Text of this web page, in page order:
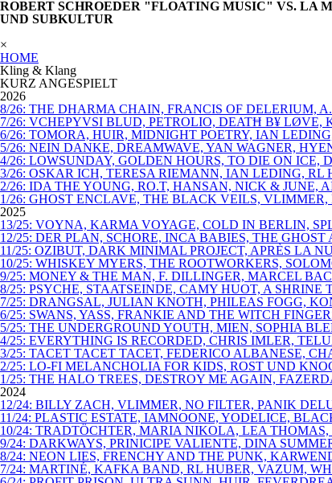
ROBERT SCHROEDER "FLOATING MUSIC" VS. LA
UND SUBKULTUR
×
HOME
Kling & Klang
KURZ ANGESPIELT
2026
8/26: THE DHARMA CHAIN, FRANCIS OF DELERIUM,
7/26: VCHEPYVSI BLUD, PETROLIO, DEATĦ B¥ LØVE,
6/26: TOMORA, HUIR, MIDNIGHT POETRY, IAN
5/26: NEIN DANKE, DREAMWAVE, YAN WAGNER,
4/26: LOWSUNDAY, GOLDEN HOURS, TO DIE ON
3/26: OSKAR ICH, TERESA RIEMANN, IAN LEDING,
2/26: IDA THE YOUNG, RO.T, HANSAN, NICK & JUNE,
1/26: GHOST ENCLAVE, THE BLACK VEILS,
2025
13/25: VOYNA, KARMA VOYAGE, COLD IN BERLIN,
12/25: DER PLAN, SCHORE, INCA BABIES, THE
11/25: OZIBUT, DARK MINIMAL PROJECT, APRÈS LA
10/25: WHISKEY MYERS, THE ROOTWORKERS,
9/25: MONEY & THE MAN, F. DILLINGER, MARCEL
8/25: PSYCHE, STAATSEINDE, CAMY HUOT, A
7/25: DRANGSAL, JULIAN KNOTH, PHILEAS FOGG,
6/25: SWANS, YASS, FRANKIE AND THE WITCH
5/25: THE UNDERGROUND YOUTH, MIEN, SOPHIA
4/25: EVERYTHING IS RECORDED, CHRIS IMLER,
3/25: TACET TACET TACET, FEDERICO ALBANESE,
2/25: LO-FI MELANCHOLIA FOR KIDS, ROST UND
1/25: THE HALO TREES, DESTROY ME AGAIN,
2024
12/24: BILLY ZACH, VLIMMER, NO FILTER, PANIK
11/24: PLASTIC ESTATE, IAMNOONE, YODELICE,
10/24: TRADTÖCHTER, MARIA NIKOLA, LEA
9/24: DARKWAYS, PRINICIPE VALIENTE, DINA
8/24: NEON LIES, FRENCHY AND THE PUNK,
7/24: MARTINÉ, KAFKA BAND, RL HUBER, VAZUM,